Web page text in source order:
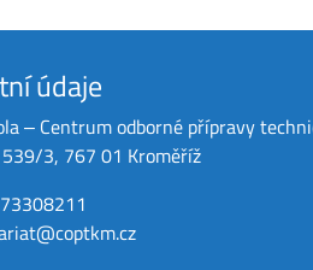
údaje
‒ Centrum odborné přípravy
3, 767 01 Kroměříž